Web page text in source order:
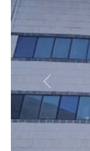
Next